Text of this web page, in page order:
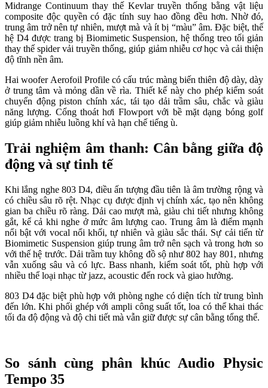
Midrange Continuum thay thế Kevlar truyền thống bằng vật liệu
composite độc quyền có đặc tính suy hao đồng đều hơn. Nhờ đó,
trung âm trở nên tự nhiên, mượt mà và ít bị “màu” âm. Đặc biệt, thế
hệ D4 được trang bị Biomimetic Suspension, hệ thống treo tối giản
thay thế spider vải truyền thống, giúp giảm nhiễu cơ học và cải thiện
độ tĩnh nền âm.
Hai woofer Aerofoil Profile có cấu trúc màng biến thiên độ dày, dày
ở trung tâm và mỏng dần về rìa. Thiết kế này cho phép kiểm soát
chuyển động piston chính xác, tái tạo dải trầm sâu, chắc và giàu
năng lượng. Cổng thoát hơi Flowport với bề mặt dạng bóng golf
giúp giảm nhiễu luồng khí và hạn chế tiếng ù.
Trải nghiệm âm thanh: Cân bằng giữa độ
động và sự tinh tế
Khi lắng nghe 803 D4, điều ấn tượng đầu tiên là âm trường rộng và
có chiều sâu rõ rệt. Nhạc cụ được định vị chính xác, tạo nên không
gian ba chiều rõ ràng. Dải cao mượt mà, giàu chi tiết nhưng không
gắt, kể cả khi nghe ở mức âm lượng cao. Trung âm là điểm mạnh
nổi bật với vocal nổi khối, tự nhiên và giàu sắc thái. Sự cải tiến từ
Biomimetic Suspension giúp trung âm trở nên sạch và trong hơn so
với thế hệ trước. Dải trầm tuy không đồ sộ như 802 hay 801, nhưng
vẫn xuống sâu và có lực. Bass nhanh, kiểm soát tốt, phù hợp với
nhiều thể loại nhạc từ jazz, acoustic đến rock và giao hưởng.
803 D4 đặc biệt phù hợp với phòng nghe có diện tích từ trung bình
đến lớn. Khi phối ghép với ampli công suất tốt, loa có thể khai thác
tối đa độ động và độ chi tiết mà vẫn giữ được sự cân bằng tổng thể.
So sánh cùng phân khúc Audio Physic
Tempo 35